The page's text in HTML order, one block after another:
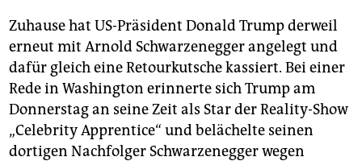
Zuhause hat US-Präsident Donald Trump derweil
erneut mit Arnold Schwarzenegger angelegt und
dafür gleich eine Retourkutsche kassiert. Bei einer
Rede in Washington erinnerte sich Trump am
Donnerstag an seine Zeit als Star der Reality-Show
„Celebrity Apprentice“ und belächelte seinen
dortigen Nachfolger Schwarzenegger wegen